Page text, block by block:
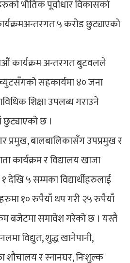
भौतिक पूर्वाधार विकासको
५ करोड छुट्याएको
कार्यक्रम अन्तरगत बुटवलले
सहकार्यमा ४० जना
शिक्षा उपलब्ध गराउने
छ ।
प्रमुख, बालबालिकासँग उपप्रमुख र
कार्यक्रम र विद्यालय खाजा
देखि ५ सम्मका विद्यार्थीहरुलाई
१० रुपैयाँ थप गरी २५ रुपैयाँ
बजेटमा समावेश गरेको छ । यस्तै
विद्युत, शुद्ध खानेपानी,
र स्नानघर, निःशुल्क